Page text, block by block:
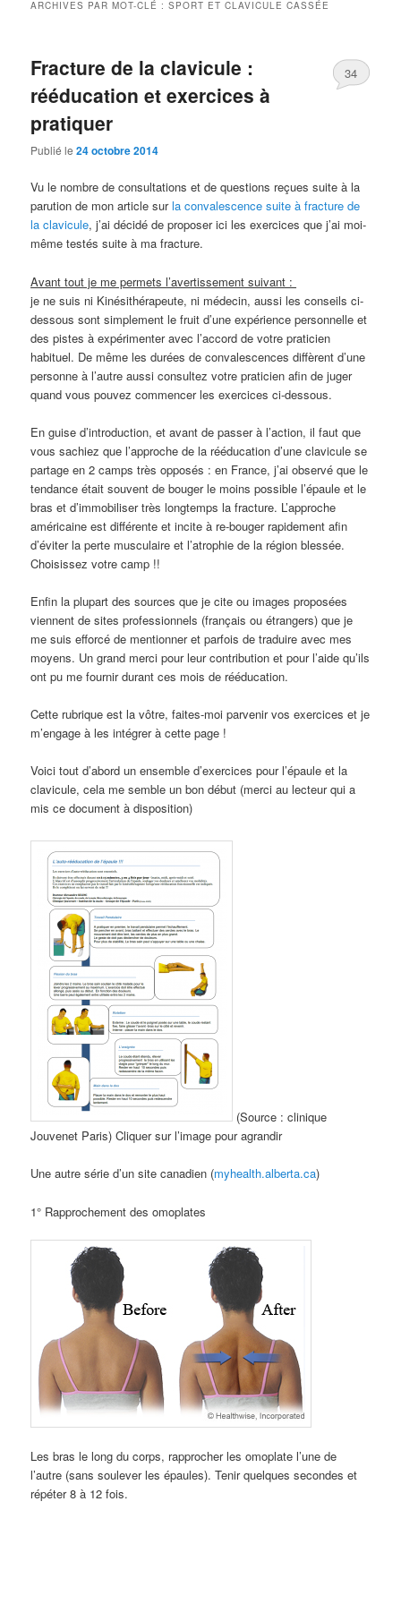
ARCHIVES PAR MOT-CLÉ :SPORT ET CLAVICULE CASSÉE
Fracture de la clavicule :
rééducation et exercices à
pratiquer
Publié le24 octobre 2014
34
Vu le nombre de consultations et de questions reçues suite à la
parution de mon article surla convalescence suite à fracture de
la clavicule, j’ai décidé de proposer ici les exercices que j’ai moi-
même testés suite à ma fracture.
Avant tout je me permets l’avertissement suivant :
je ne suis ni Kinésithérapeute, ni médecin, aussi les conseils ci-
dessous sont simplement le fruit d’une expérience personnelle et
des pistes à expérimenter avec l’accord de votre praticien
habituel. De même les durées de convalescences diffèrent d’une
personne à l’autre aussi consultez votre praticien afin de juger
quand vous pouvez commencer les exercices ci-dessous.
En guise d’introduction, et avant de passer à l’action, il faut que
vous sachiez que l’approche de la rééducation d’une clavicule se
partage en 2 camps très opposés : en France, j’ai observé que le
tendance était souvent de bouger le moins possible l’épaule et le
bras et d’immobiliser très longtemps la fracture. L’approche
américaine est différente et incite à re-bouger rapidement afin
d’éviter la perte musculaire et l’atrophie de la région blessée.
Choisissez votre camp !!
Enfin la plupart des sources que je cite ou images proposées
viennent de sites professionnels (français ou étrangers) que je
me suis efforcé de mentionner et parfois de traduire avec mes
moyens. Un grand merci pour leur contribution et pour l’aide qu’ils
ont pu me fournir durant ces mois de rééducation.
Cette rubrique est la vôtre, faites-moi parvenir vos exercices et je
m’engage à les intégrer à cette page !
Voici tout d’abord un ensemble d’exercices pour l’épaule et la
clavicule, cela me semble un bon début (merci au lecteur qui a
mis ce document à disposition)
(Source : clinique
Jouvenet Paris) Cliquer sur l’image pour agrandir
Une autre série d’un site canadien (myhealth.alberta.ca)
1° Rapprochement des omoplates
Les bras le long du corps, rapprocher les omoplate l’une de
l’autre (sans soulever les épaules). Tenir quelques secondes et
répéter 8 à 12 fois.